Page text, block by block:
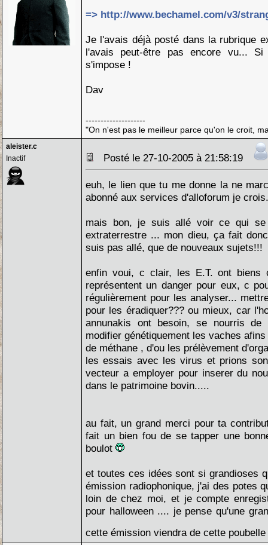
=> http://www.bechamel.com/v3/
Je l'avais déjà posté dans la rubrique
l'avais peut-être pas encore vu...
s'impose !
Dav
--------------------
"On n'est pas le meilleur parce qu'on le croit,
aleister.c
Inactif
Posté le 27-10-2005 à 21:58:19
euh, le lien que tu me donne la ne
abonné aux services d'alloforum je
mais bon, je suis allé voir ce qui
extraterrestre ... mon dieu, ça fait
suis pas allé, que de nouveaux sujets!!!
enfin voui, c clair, les E.T. ont biens
représentent un danger pour eux, c
régulièrement pour les analyser...
pour les éradiquer??? ou mieux, car
annunakis ont besoin, se nourris
modifier génétiquement les vaches
de méthane , d'ou les prélèvement
les essais avec les virus et prions
vecteur a employer pour inserer du
dans le patrimoine bovin.....
au fait, un grand merci pour ta
fait un bien fou de se tapper une
boulot
et toutes ces idées sont si grandioses
émission radiophonique, j'ai des potes
loin de chez moi, et je compte
pour halloween .... je pense qu'une
cette émission viendra de cette